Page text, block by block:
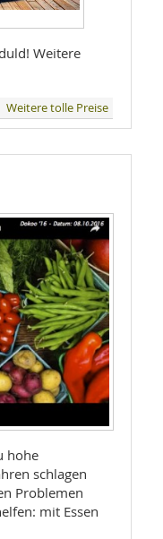
Weitere
Weitere tolle Preise
hohe
schlagen
Problemen
mit Essen